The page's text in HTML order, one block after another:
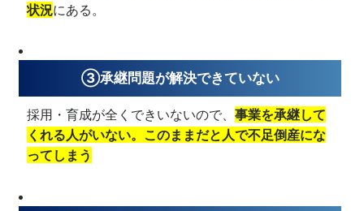
状況にある。
③承継問題が解決できていない
採用・育成が全くできいないので、事業を承継して
くれる人がいない。このままだと人で不足倒産にな
ってしまう